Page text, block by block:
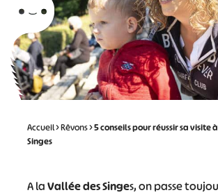
Accueil>Rêvons>5 conseils pour réussir sa visite
Singes
A laVallée des Singes, on passe